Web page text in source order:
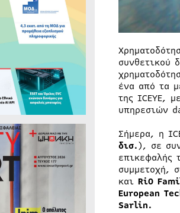
συνθετικού
ένα από τα
της ICEYE,
υπηρεσιών
Σήμερα, η
δισ.), σε
επικεφαλής
συμμετοχή,
και RiO
European
Sarlin.